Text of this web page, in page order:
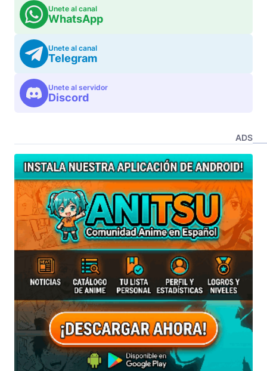
Unete al canal
WhatsApp
Unete al canal
Telegram
Unete al servidor
Discord
ADS